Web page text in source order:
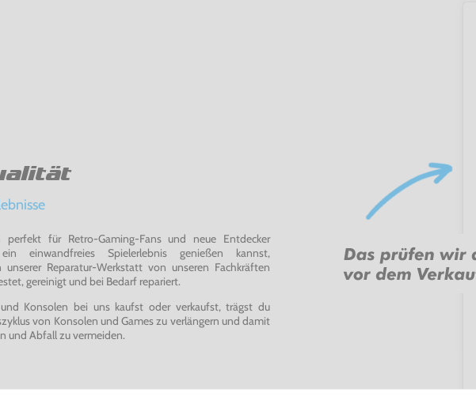
für Retro-Gaming-Fans und neue Entdecker
einwandfreies Spielerlebnis genießen kannst,
Reparatur-Werkstatt von unseren Fachkräften
gereinigt und bei Bedarf repariert.
Konsolen bei uns kaufst oder verkaufst, trägst du
von Konsolen und Games zu verlängern und damit
und Abfall zu vermeiden.